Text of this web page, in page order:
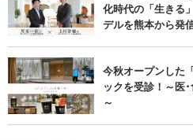
化時代の「生きる
デルを熊本から発信
今秋オープンした
ックを受診！～医
～